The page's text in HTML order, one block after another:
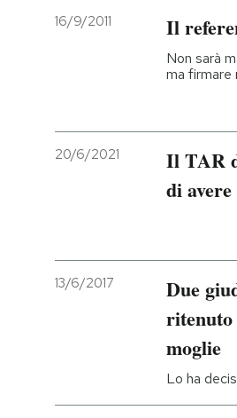
16/9/2011 Il
Non sarà
ma firmare
20/6/2021
Il TAR
di
13/6/2017
Due
ritenuto
moglie
Lo ha